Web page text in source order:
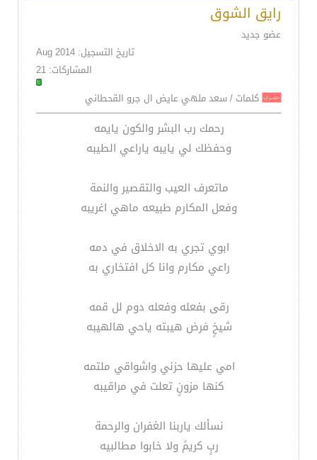
رايق الشوق
عضو جديد
تاريخ التسجيل: Aug 2014
المشاركات: 21
كلمات / سعد ملهي عايض ال جرو القحطاني
رحمك رب البشر والكون يايمه
وحفظك لي يايبه ياراعي الطيبه
ماتعرف العيب والتقصير والنمة
وفعل المكارم طبيعه ماهي اغريبه
ابوي تجري به الاخلاق في دمه
راعي مكارم وانا كل افتخاري به
رقى بفعله وفعله دوم لل قمه
شيخٍ فرض هيبته ياحي هالهيبه
امي عليها حزني واشواقي ملتمه
كنها مزونٍ تعلت في مراقيبه
نسألك ياربنا الغفران والرحمة
ربٍ كريمً ولا خابوا مطالبيه